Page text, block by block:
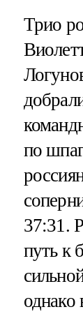
Трио
по
37:31.
путь к
однако